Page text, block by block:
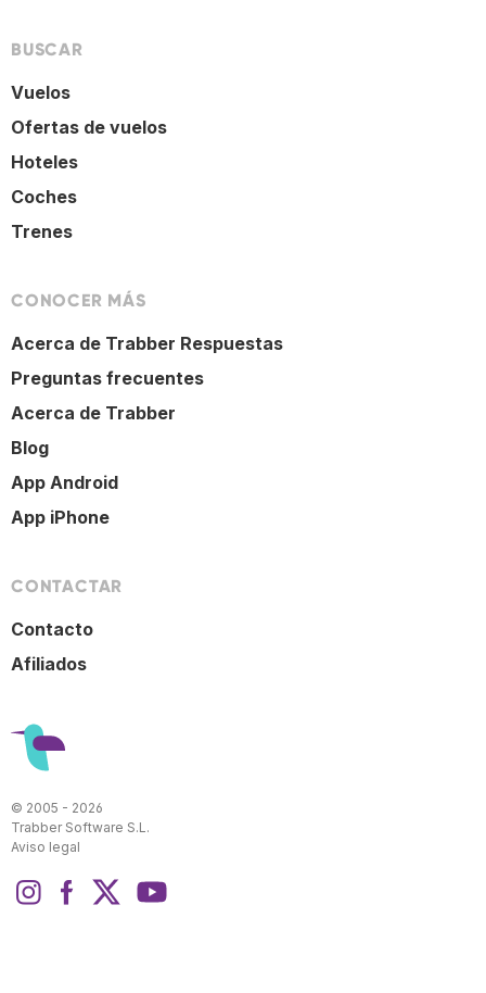
BUSCAR
Vuelos
Ofertas de vuelos
Hoteles
Coches
Trenes
CONOCER MÁS
Acerca de Trabber Respuestas
Preguntas frecuentes
Acerca de Trabber
Blog
App Android
App iPhone
CONTACTAR
Contacto
Afiliados
© 2005 - 2026
Trabber Software S.L.
Aviso legal